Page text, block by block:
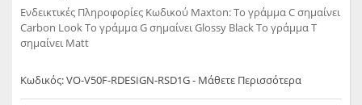
Ενδεικτικές Πληροφορίες Κωδικού Maxton: Το γράμμα C σημαίνει
Carbon Look Το γράμμα G σημαίνει Glossy Black Το γράμμα T
σημαίνει Matt
Κωδικός: VO-V50F-RDESIGN-RSD1G - Μάθετε Περισσότερα